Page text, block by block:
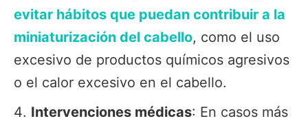
evitar hábitos que puedan contribuir a la
miniaturización del cabello, como el uso
excesivo de productos químicos agresivos
o el calor excesivo en el cabello.
Intervenciones médicas: En casos más